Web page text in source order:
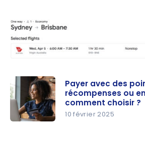
Payer avec des
récompenses ou
comment choisir ?
10 février 2025